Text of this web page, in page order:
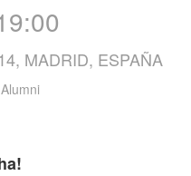
MADRID, ESPAÑA